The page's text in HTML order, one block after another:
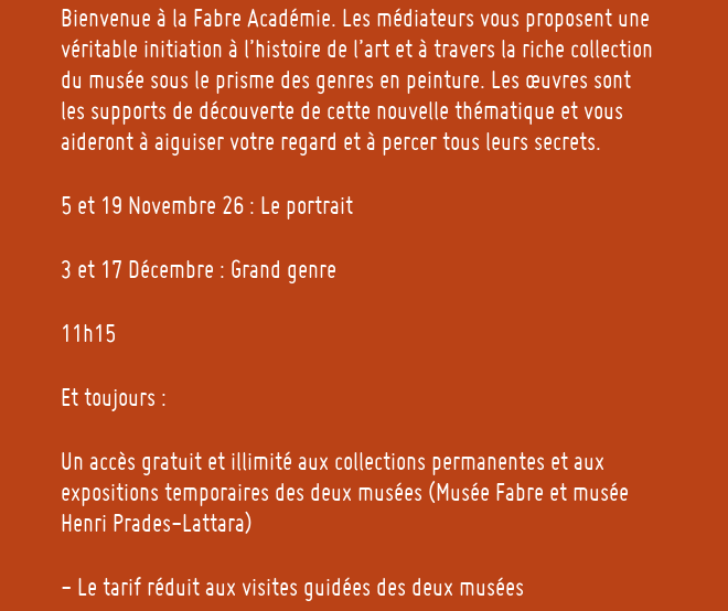
Bienvenue à la Fabre Académie. Les médiateurs vous proposent une
véritable initiation à l’histoire de l’art et à travers la riche collection
du musée sous le prisme des genres en peinture. Les œuvres sont
les supports de découverte de cette nouvelle thématique et vous
aideront à aiguiser votre regard et à percer tous leurs secrets.
5 et 19 Novembre 26 : Le portrait
3 et 17 Décembre : Grand genre
11h15
Et toujours :
Un accès gratuit et illimité aux collections permanentes et aux
expositions temporaires des deux musées (Musée Fabre et musée
Henri Prades-Lattara)
- Le tarif réduit aux visites guidées des deux musées